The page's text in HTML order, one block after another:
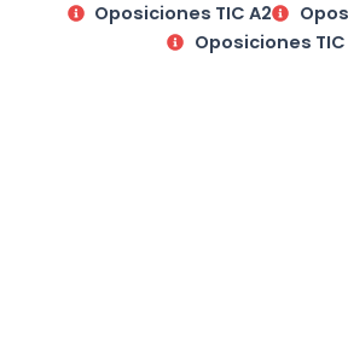
Oposiciones TIC A2
Oposiciones TIC